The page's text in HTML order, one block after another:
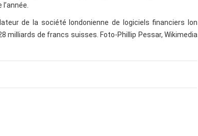
de la société londonienne de logiciels financiers Ion
milliards de francs suisses. Foto-Phillip Pessar, Wikimedia